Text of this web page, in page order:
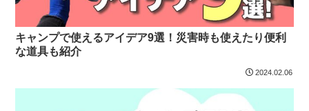
キャンプで使えるアイデア9選！災害時も使えたり便利
な道具も紹介
2024.02.06